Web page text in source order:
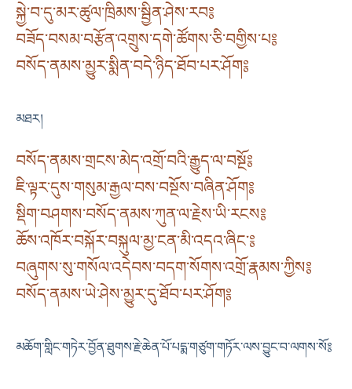
སྐྱེ་བ་དུ་མར་ཚུལ་ཁྲིམས་སྦྱིན་ཤེས་རབ༔
བཟོད་བསམ་བརྩོན་འགྲུས་དགེ་ཚོགས་ཅི་བགྱིས་པ༔
བསོད་ནམས་མྱུར་སྨིན་བདེ་ཉིད་ཐོབ་པར་ཤོག༔
མཐར།
བསོད་ནམས་གྲངས་མེད་འགྲོ་བའི་རྒྱུད་ལ་བསྔོ༔
ཇི་ལྟར་དུས་གསུམ་རྒྱལ་བས་བསྔོས་བཞིན་ཤོག༔
སྡིག་བཤགས་བསོད་ནམས་ཀུན་ལ་རྗེས་ཡི་རངས༔
ཆོས་འཁོར་བསྐོར་བསྐུལ་མྱ་ངན་མི་འདའ་ཞིང་༔
བཞུགས་སུ་གསོལ་འདེབས་བདག་སོགས་འགྲོ་རྣམས་ཀྱིས༔
བསོད་ནམས་ཡེ་ཤེས་མྱུར་དུ་ཐོབ་པར་ཤོག༔
མཆོག་གླིང་གཏེར་བྱོན་ཐུགས་རྗེ་ཆེན་པོ་པདྨ་གཙུག་གཏོར་ལས་བྱུང་བ་ལགས་སོ༔